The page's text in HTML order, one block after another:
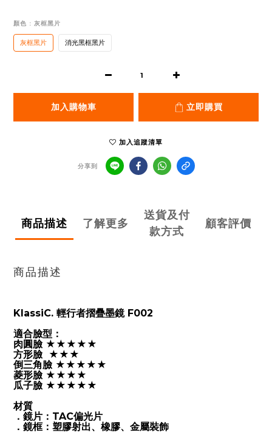
顏色 : 灰框黑片
灰框黑片 消光黑框黑片
加入購物車 立即購買
加入追蹤清單
分享到
商品描述 了解更多
送貨及付
款方式
顧客評價
商品描述
KlassiC. 輕行者摺疊墨鏡 F002
適合臉型：
肉圓臉 ★★★★★
方形臉 ★★★
倒三角臉 ★★★ ★ ★
菱形臉 ★★★★
瓜子臉 ★★★★★
材質
． 鏡片：TAC偏光片
． 鏡框：塑膠射出、橡膠、金屬裝飾